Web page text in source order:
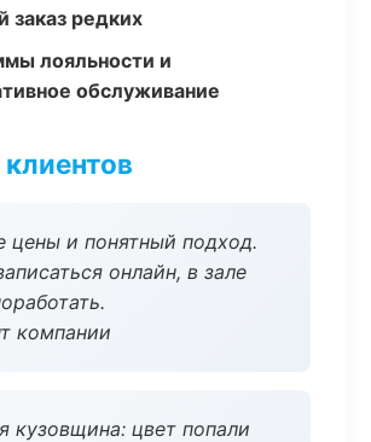
заказ редких
лояльности и
обслуживание
цены и понятный подход.
онлайн, в зале
компании
кузовщина: цвет попали